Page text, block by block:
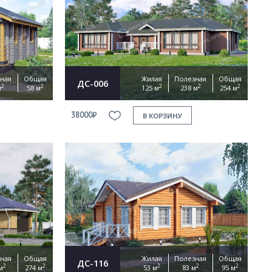
2
Общая
58 м2 ДС-006
Жилая
125 м2
Полезная
238 м2
Общая
254 м2
38000₽ В КОРЗИНУ
2
Общая
274 м2 ДС-116
Жилая
53 м2
Полезная
83 м2
Общая
95 м2